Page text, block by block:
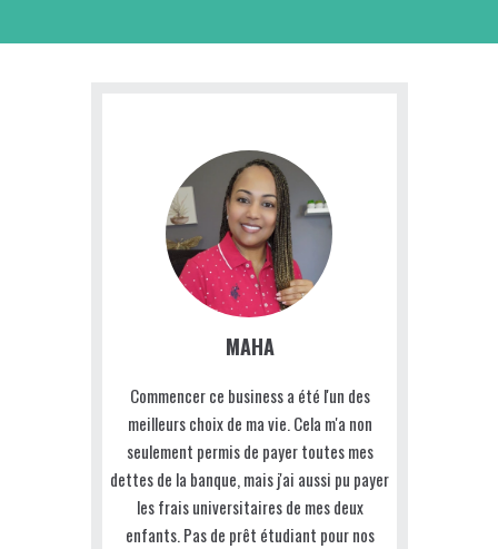
MAHA
Commencer ce business a été l'un des
meilleurs choix de ma vie. Cela m'a non
seulement permis de payer toutes mes
dettes de la banque, mais j'ai aussi pu payer
les frais universitaires de mes deux
enfants. Pas de prêt étudiant pour nos